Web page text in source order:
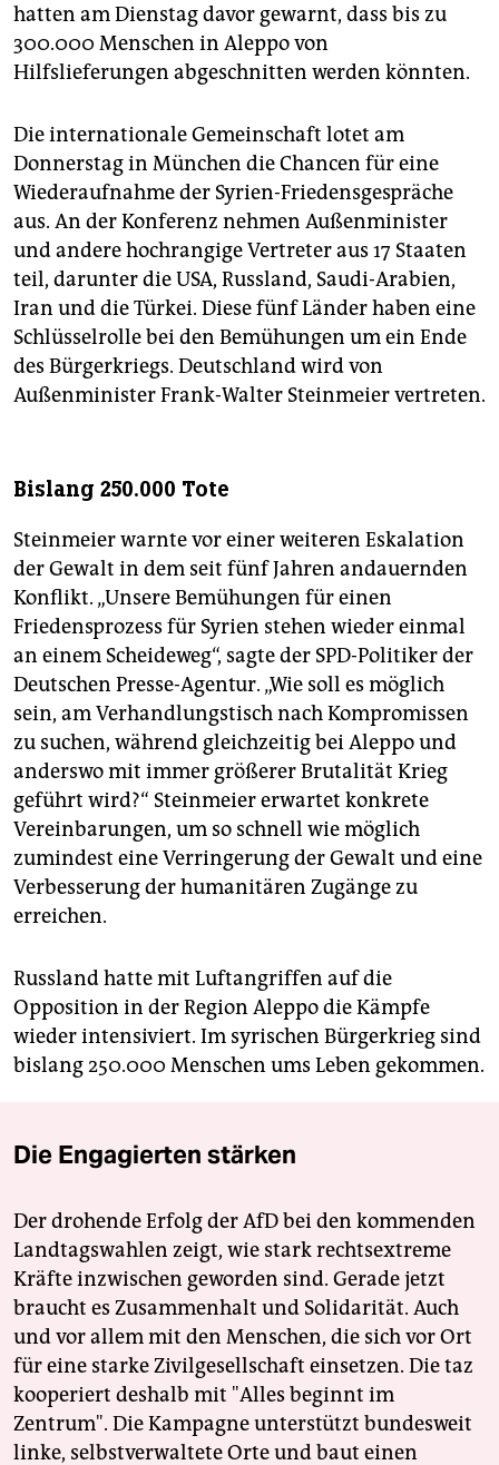
hatten am Dienstag davor gewarnt, dass bis zu
300.000 Menschen in Aleppo von
Hilfslieferungen abgeschnitten werden könnten.
Die internationale Gemeinschaft lotet am
Donnerstag in München die Chancen für eine
Wiederaufnahme der Syrien-Friedensgespräche
aus. An der Konferenz nehmen Außenminister
und andere hochrangige Vertreter aus 17 Staaten
teil, darunter die USA, Russland, Saudi-Arabien,
Iran und die Türkei. Diese fünf Länder haben eine
Schlüsselrolle bei den Bemühungen um ein Ende
des Bürgerkriegs. Deutschland wird von
Außenminister Frank-Walter Steinmeier vertreten.
Bislang 250.000 Tote
Steinmeier warnte vor einer weiteren Eskalation
der Gewalt in dem seit fünf Jahren andauernden
Konflikt. „Unsere Bemühungen für einen
Friedensprozess für Syrien stehen wieder einmal
an einem Scheideweg“, sagte der SPD-Politiker der
Deutschen Presse-Agentur. „Wie soll es möglich
sein, am Verhandlungstisch nach Kompromissen
zu suchen, während gleichzeitig bei Aleppo und
anderswo mit immer größerer Brutalität Krieg
geführt wird?“ Steinmeier erwartet konkrete
Vereinbarungen, um so schnell wie möglich
zumindest eine Verringerung der Gewalt und eine
Verbesserung der humanitären Zugänge zu
erreichen.
Russland hatte mit Luftangriffen auf die
Opposition in der Region Aleppo die Kämpfe
wieder intensiviert. Im syrischen Bürgerkrieg sind
bislang 250.000 Menschen ums Leben gekommen.
Die Engagierten stärken
Der drohende Erfolg der AfD bei den kommenden
Landtagswahlen zeigt, wie stark rechtsextreme
Kräfte inzwischen geworden sind. Gerade jetzt
braucht es Zusammenhalt und Solidarität. Auch
und vor allem mit den Menschen, die sich vor Ort
für eine starke Zivilgesellschaft einsetzen. Die taz
kooperiert deshalb mit "Alles beginnt im
Zentrum". Die Kampagne unterstützt bundesweit
linke, selbstverwaltete Orte und baut einen